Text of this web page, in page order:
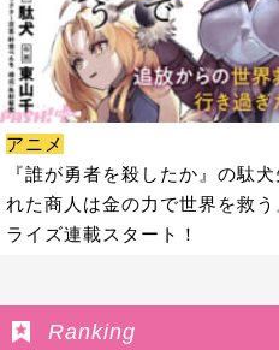
アニメ
『誰が勇者を殺したか』の駄
れた商人は金の力で世界を救
ライズ連載スタート！
Ranking